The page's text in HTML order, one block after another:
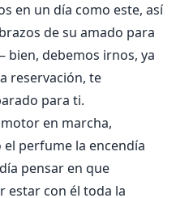
en un día como este, así
de su amado para
debemos irnos, ya
reservación, te
para ti.
en marcha,
el perfume la encendía
pensar en que
estar con él toda la